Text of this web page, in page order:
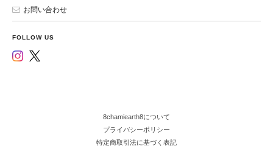
お問い合わせ
FOLLOW US
8chamiearth8について
プライバシーポリシー
特定商取引法に基づく表記